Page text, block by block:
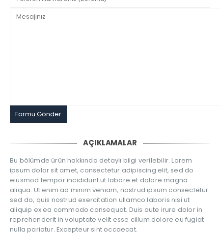
AÇIKLAMALAR
Bu bölümde ürün hakkında detaylı bilgi verilebilir. Lorem
ipsum dolor sit amet, consectetur adipiscing elit, sed do
eiusmod tempor incididunt ut labore et dolore magna
aliqua. Ut enim ad minim veniam, nostrud ipsum consectetur
sed do, quis nostrud exercitation ullamco laboris nisi ut
aliquip ex ea commodo consequat. Duis aute irure dolor in
reprehenderit in voluptate velit esse cillum dolore eu fugiat
nulla pariatur. Excepteur sint occaecat.